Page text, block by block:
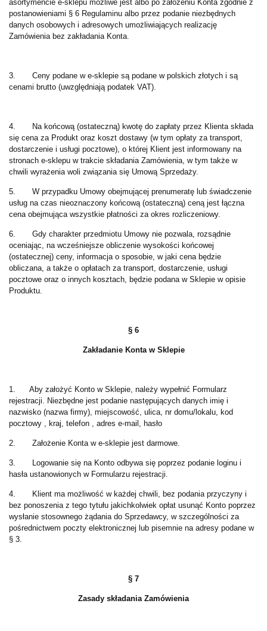
asortymencie e-sklepu możliwe jest albo po założeniu Konta zgodnie z
postanowieniami § 6 Regulaminu albo przez podanie niezbędnych
danych osobowych i adresowych umożliwiających realizację
Zamówienia bez zakładania Konta.
3. Ceny podane w e-sklepie są podane w polskich złotych i są
cenami brutto (uwzględniają podatek VAT).
4. Na końcową (ostateczną) kwotę do zapłaty przez Klienta składa
się cena za Produkt oraz koszt dostawy (w tym opłaty za transport,
dostarczenie i usługi pocztowe), o której Klient jest informowany na
stronach e-sklepu w trakcie składania Zamówienia, w tym także w
chwili wyrażenia woli związania się Umową Sprzedaży.
5. W przypadku Umowy obejmującej prenumeratę lub świadczenie
usług na czas nieoznaczony końcową (ostateczną) ceną jest łączna
cena obejmująca wszystkie płatności za okres rozliczeniowy.
6. Gdy charakter przedmiotu Umowy nie pozwala, rozsądnie
oceniając, na wcześniejsze obliczenie wysokości końcowej
(ostatecznej) ceny, informacja o sposobie, w jaki cena będzie
obliczana, a także o opłatach za transport, dostarczenie, usługi
pocztowe oraz o innych kosztach, będzie podana w Sklepie w opisie
Produktu.
§ 6
Zakładanie Konta w Sklepie
1. Aby założyć Konto w Sklepie, należy wypełnić Formularz
rejestracji. Niezbędne jest podanie następujących danych imię i
nazwisko (nazwa firmy), miejscowość, ulica, nr domu/lokalu, kod
pocztowy , kraj, telefon , adres e-mail, hasło
2. Założenie Konta w e-sklepie jest darmowe.
3. Logowanie się na Konto odbywa się poprzez podanie loginu i
hasła ustanowionych w Formularzu rejestracji.
4. Klient ma możliwość w każdej chwili, bez podania przyczyny i
bez ponoszenia z tego tytułu jakichkolwiek opłat usunąć Konto poprzez
wysłanie stosownego żądania do Sprzedawcy, w szczególności za
pośrednictwem poczty elektronicznej lub pisemnie na adresy podane w
§ 3.
§ 7
Zasady składania Zamówienia